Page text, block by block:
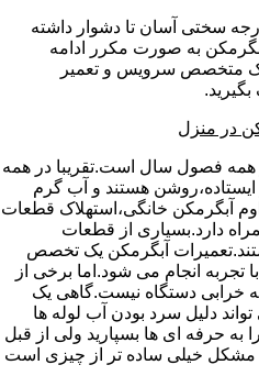
سختی آسان تا دشوار داشته
به صورت مکرر ادامه
یک متخصص سرویس و تعمیر
در منزل
همه فصول سال است.تقریبا در همه
ایستاده،روشن هستند و آب گرم
آبگرمکن خانگی،استهلاک قطعات
دارد.بسیاری از قطعات
آبگرمکن یک تخصص
انجام می شود.اما برخی از
خرابی دستگاه نیست.گاهی یک
دلیل سرد بودن آب لوله ها
به حرفه ای ها بسپارید ولی از قبل
مشکل خیلی ساده تر از چیزی است